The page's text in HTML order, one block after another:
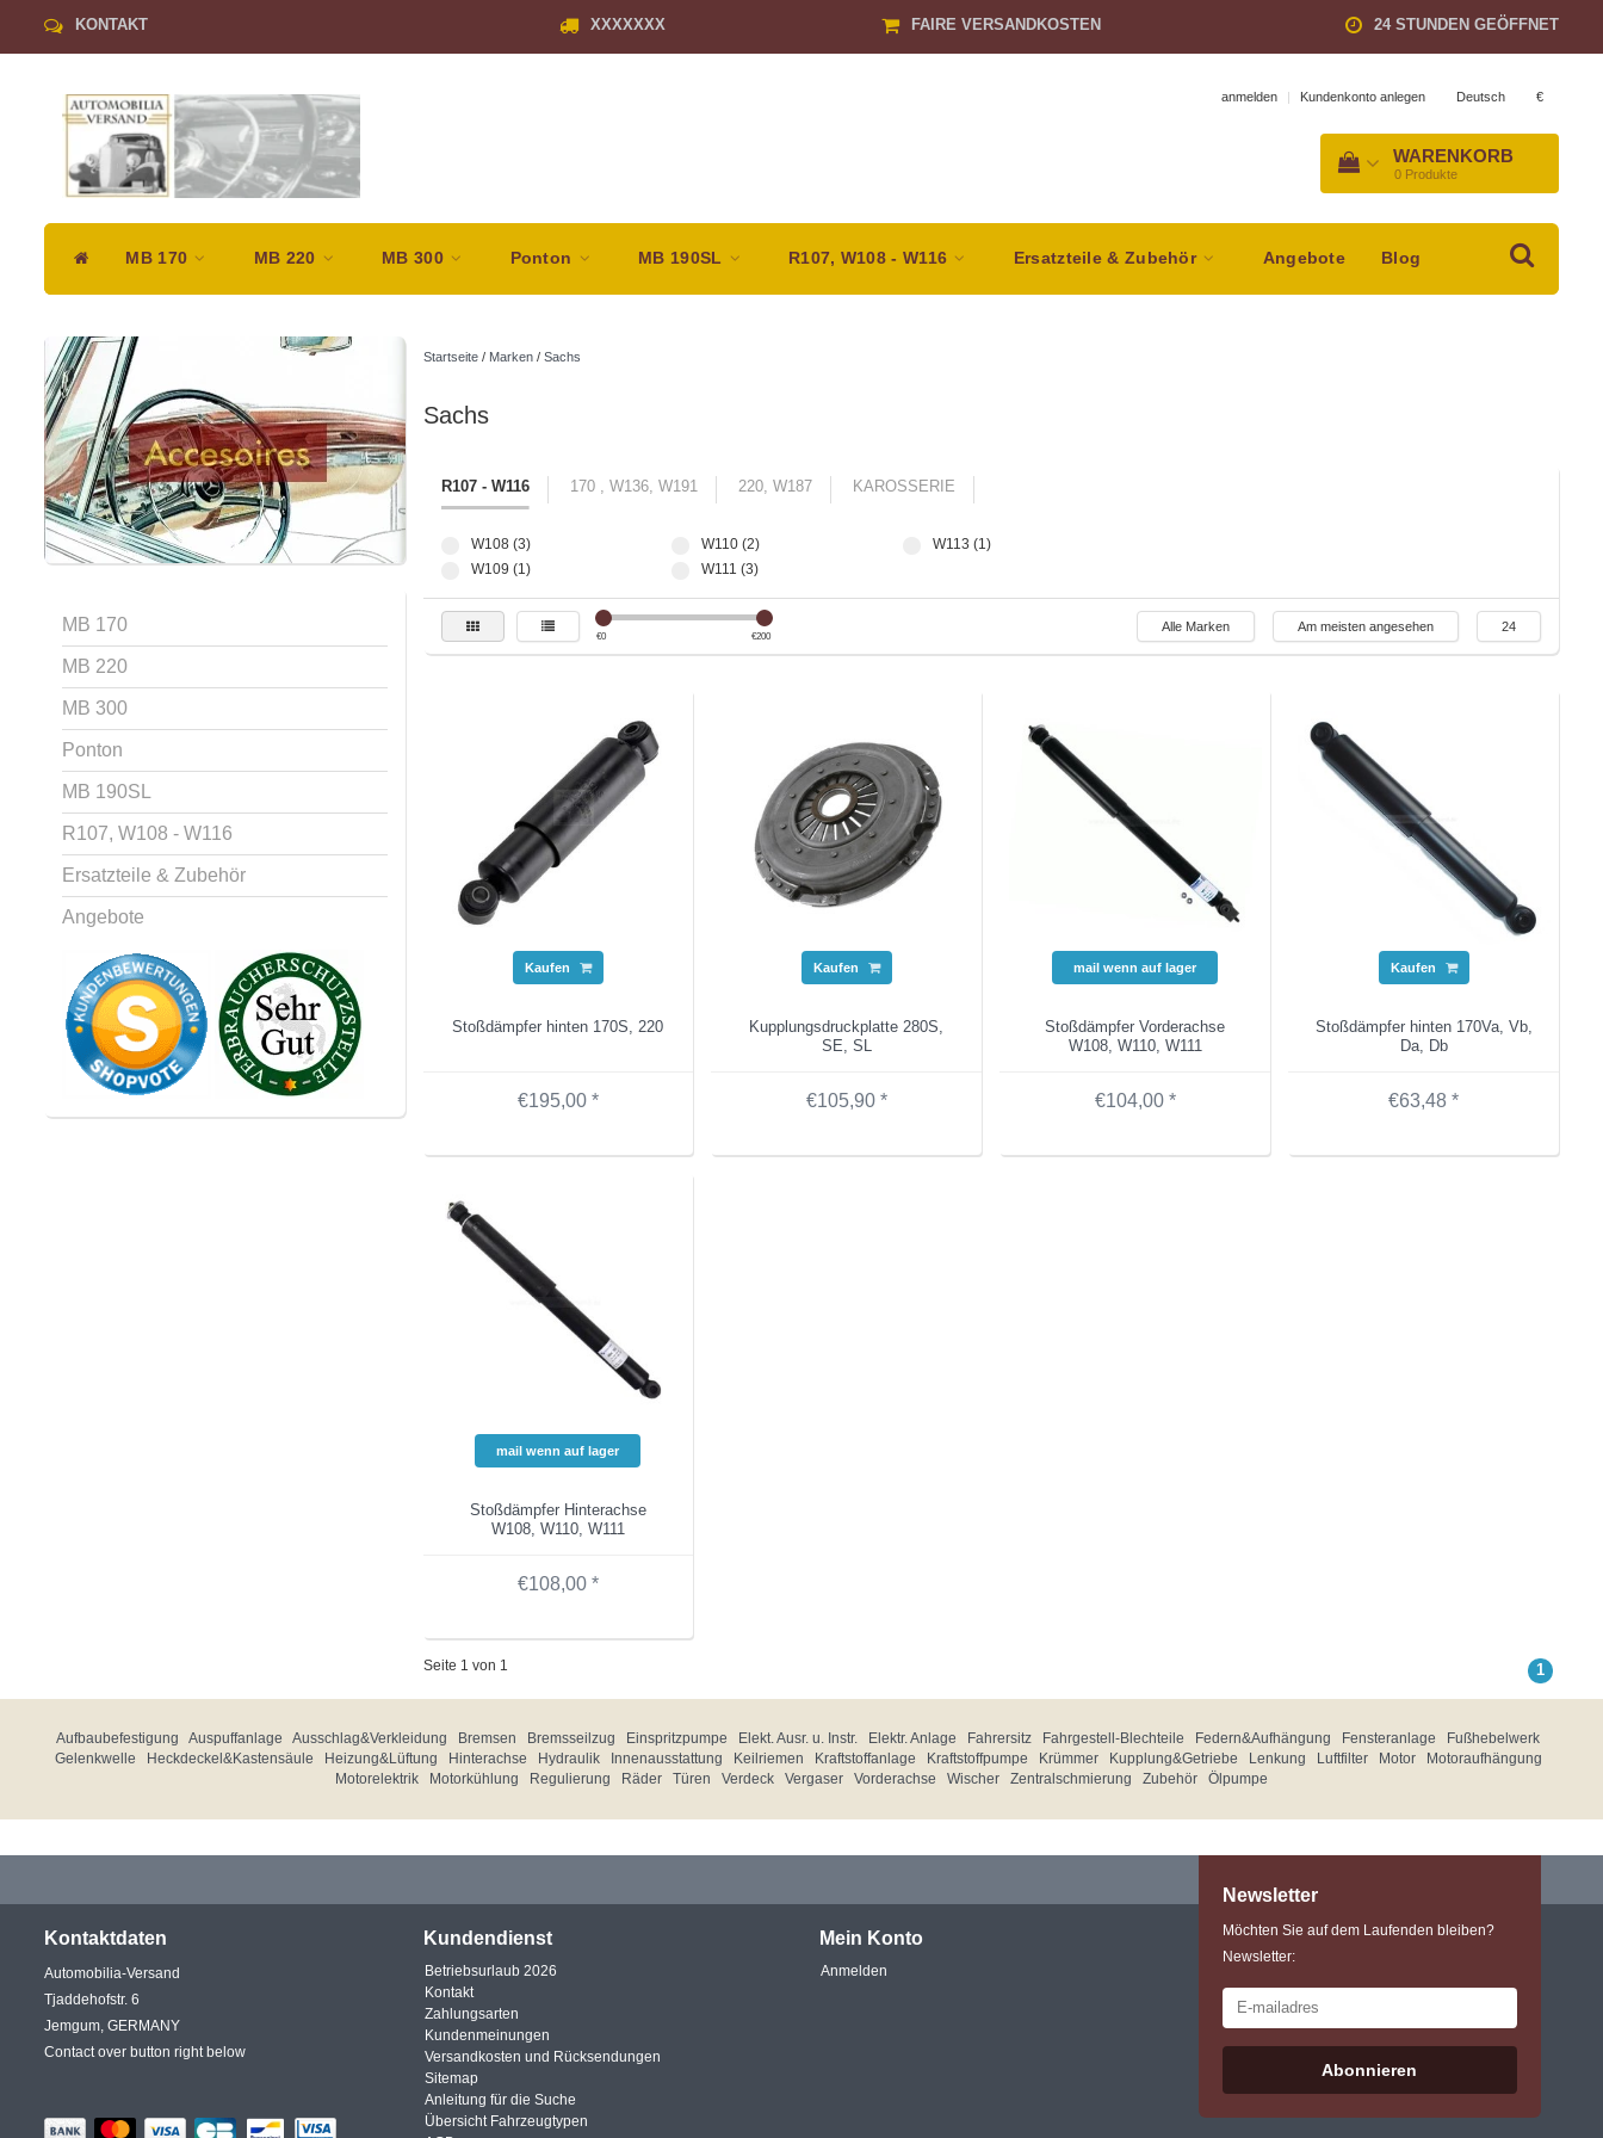
KONTAKT XXXXXXX FAIRE VERSANDKOSTEN 24 STUNDEN GEÖFFNET
anmelden | Kundenkonto anlegen Deutsch €
WARENKORB
0 Produkte
MB 170 MB 220 MB 300 Ponton MB 190SL R107, W108 - W116 Ersatzteile & Zubehör Angebote Blog
MB 170
MB 220
MB 300
Ponton
MB 190SL
R107, W108 - W116
Ersatzteile & Zubehör
Angebote
Startseite/ Marken/ Sachs
Sachs
R107 - W116 170 , W136, W191 220, W187 KAROSSERIE
W108 (3)
W109 (1)
W110 (2)
W111 (3)
W113 (1)
€0 €200
Alle Marken Am meisten angesehen 24
Kaufen
Stoßdämpfer hinten 170S, 220
€195,00 *
Kaufen
Kupplungsdruckplatte 280S,
SE, SL
€105,90 *
mail wenn auf lager
Stoßdämpfer Vorderachse
W108, W110, W111
€104,00 *
Kaufen
Stoßdämpfer hinten 170Va, Vb,
Da, Db
€63,48 *
mail wenn auf lager
Stoßdämpfer Hinterachse
W108, W110, W111
€108,00 *
Seite 1 von 1 1
Aufbaubefestigung Auspuffanlage Ausschlag&Verkleidung Bremsen Bremsseilzug Einspritzpumpe Elekt. Ausr. u. Instr. Elektr. Anlage Fahrersitz Fahrgestell-Blechteile Federn&Aufhängung Fensteranlage
Fußhebelwerk
Gelenkwelle
Heckdeckel&Kastensäule Heizung&Lüftung Hinterachse Hydraulik Innenausstattung Keilriemen Kraftstoffanlage Kraftstoffpumpe Krümmer Kupplung&Getriebe Lenkung Luftfilter Motor
Motoraufhängung
Motorelektrik
Motorkühlung Regulierung Räder Türen Verdeck Vergaser Vorderachse Wischer Zentralschmierung Zubehör Ölpumpe
Kontaktdaten
Automobilia-Versand
Tjaddehofstr. 6
Jemgum, GERMANY
Contact over button right below
Kundendienst
Betriebsurlaub 2026
Kontakt
Zahlungsarten
Kundenmeinungen
Versandkosten und Rücksendungen
Sitemap
Anleitung für die Suche
Übersicht Fahrzeugtypen
Mein Konto
Anmelden
Newsletter
Möchten Sie auf dem Laufenden bleiben?
Newsletter:
Abonnieren